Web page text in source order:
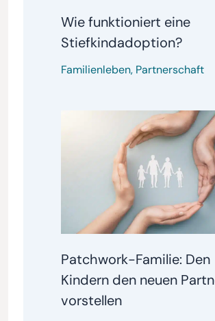
Wie funktioniert eine
Stiefkindadoption?
Familienleben, Partnerschaft
Patchwork-Familie: Den
Kindern den neuen
vorstellen